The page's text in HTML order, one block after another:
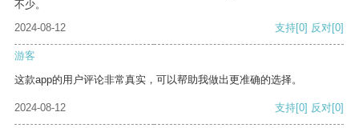
不少。
2024-08-12
支持[0] 反对[0]
游客
这款app的用户评论非常真实，可以帮助我做出更准确的选择。
2024-08-12 支持[0] 反对[0]